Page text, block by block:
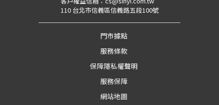
110 台北市信義區信義路五段100號
門市據點
服務條款
保障隱私權聲明
服務保障
網站地圖